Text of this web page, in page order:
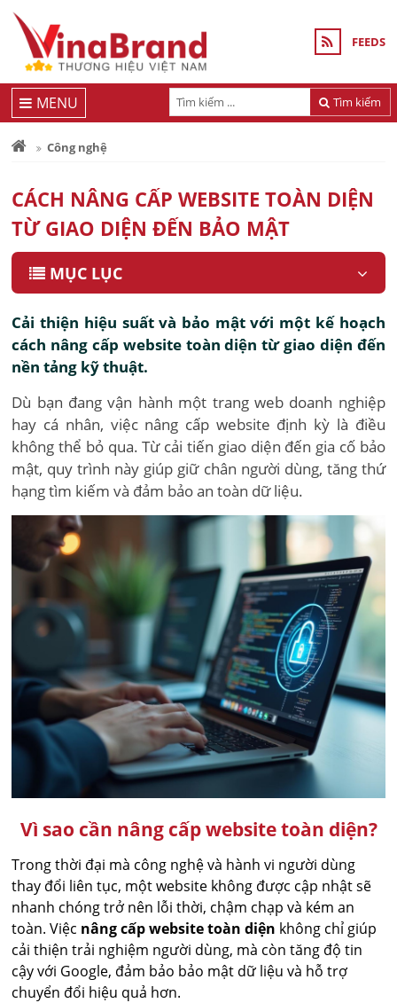
FEEDS
Tìm kiếm
MENU
Công nghệ
CÁCH NÂNG CẤP WEBSITE TOÀN DIỆN
TỪ GIAO DIỆN ĐẾN BẢO MẬT
MỤC LỤC
Cải thiện hiệu suất và bảo mật với một kế hoạch
cách nâng cấp website toàn diện từ giao diện đến
nền tảng kỹ thuật.
Dù bạn đang vận hành một trang web doanh nghiệp
hay cá nhân, việc nâng cấp website định kỳ là điều
không thể bỏ qua. Từ cải tiến giao diện đến gia cố bảo
mật, quy trình này giúp giữ chân người dùng, tăng thứ
hạng tìm kiếm và đảm bảo an toàn dữ liệu.
Vì sao cần nâng cấp website toàn diện?
Trong thời đại mà công nghệ và hành vi người dùng
thay đổi liên tục, một website không được cập nhật sẽ
nhanh chóng trở nên lỗi thời, chậm chạp và kém an
toàn. Việc nâng cấp website toàn diện không chỉ giúp
cải thiện trải nghiệm người dùng, mà còn tăng độ tin
cậy với Google, đảm bảo bảo mật dữ liệu và hỗ trợ
chuyển đổi hiệu quả hơn.